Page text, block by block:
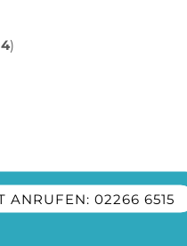
4)
ANRUFEN: 02266 6515